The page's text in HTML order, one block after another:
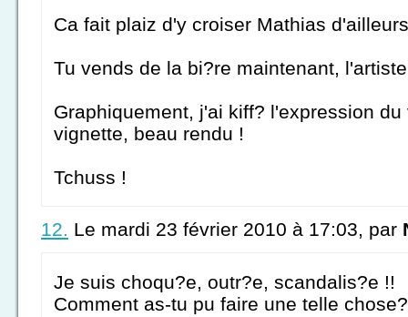
Ca fait plaiz d'y croiser Mathias
Tu vends de la bi?re maintenant,
Graphiquement, j'ai kiff? l'expression
vignette, beau rendu !
Tchuss !
12. Le mardi 23 février 2010 à 17:03, par
Je suis choqu?e, outr?e, scandalis?e !!
Comment as-tu pu faire une telle